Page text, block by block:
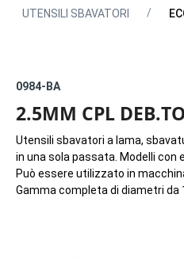
UTENSILI SBAVATORI
0984-BA
2.5MM CPL
Utensili sbavatori a lama,
in una sola passata. Modelli con
Può essere utilizzato in
Gamma completa di diametri da